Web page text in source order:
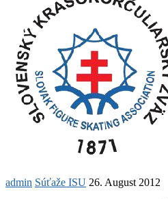
admin Súťaže ISU 26. August 2012